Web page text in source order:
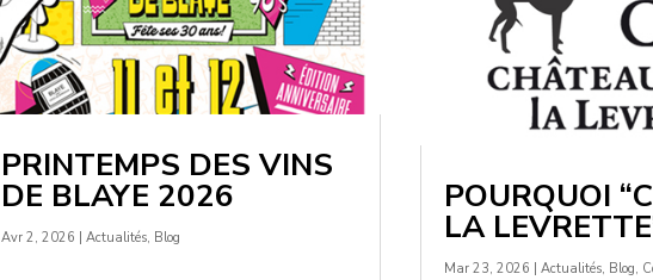
PRINTEMPS DES VINS
DE BLAYE 2026
Avr 2, 2026 Actualités, Blog
POURQUOI
LA
Mar 23, 2026 Actualités, Blog,